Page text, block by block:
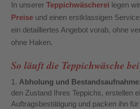
In unsererTeppichwäscherei legen
Preise und einen erstklassigen
ein detailliertes Angebot vorab, ohne
ohne Haken.
So läuft die Teppichwäsche
Abholung und Bestandsaufnahme
den Zustand Ihres Teppichs, erstellen
Auftragsbestätigung und packen ihn